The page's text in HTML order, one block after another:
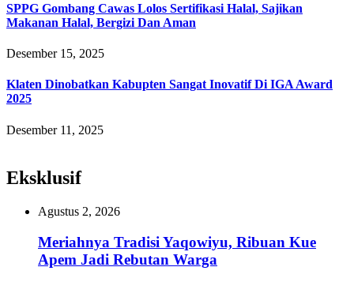
SPPG Gombang Cawas Lolos Sertifikasi Halal, Sajikan
Makanan Halal, Bergizi Dan Aman
Desember 15, 2025
Klaten Dinobatkan Kabupten Sangat Inovatif Di IGA Award
2025
Desember 11, 2025
Eksklusif
Agustus 2, 2026
Meriahnya Tradisi Yaqowiyu, Ribuan Kue
Apem Jadi Rebutan Warga